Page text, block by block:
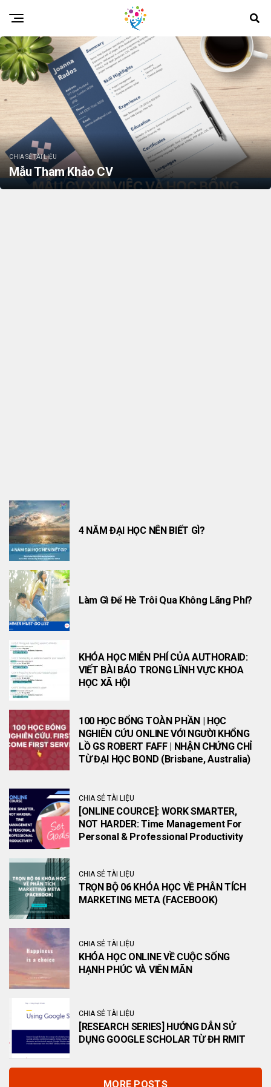
CHIA SẺ TÀI LIỆU
Mẫu Tham Khảo CV
4 NĂM ĐẠI HỌC NÊN BIẾT GÌ?
Làm Gì Để Hè Trôi Qua Không Lãng Phí?
KHÓA HỌC MIỄN PHÍ CỦA AUTHORAID:
VIẾT BÀI BÁO TRONG LĨNH VỰC KHOA
HỌC XÃ HỘI
100 HỌC BỔNG TOÀN PHẦN | HỌC
NGHIÊN CỨU ONLINE VỚI NGƯỜI KHỔNG
LỒ GS ROBERT FAFF | NHẬN CHỨNG CHỈ
TỪ ĐẠI HỌC BOND (Brisbane, Australia)
CHIA SẺ TÀI LIỆU
[ONLINE COURCE]: WORK SMARTER,
NOT HARDER: Time Management For
Personal & Professional Productivity
CHIA SẺ TÀI LIỆU
TRỌN BỘ 06 KHÓA HỌC VỀ PHÂN TÍCH
MARKETING META (FACEBOOK)
CHIA SẺ TÀI LIỆU
KHÓA HỌC ONLINE VỀ CUỘC SỐNG
HẠNH PHÚC VÀ VIÊN MÃN
CHIA SẺ TÀI LIỆU
[RESEARCH SERIES] HƯỚNG DẪN SỬ
DỤNG GOOGLE SCHOLAR TỪ ĐH RMIT
MORE POSTS